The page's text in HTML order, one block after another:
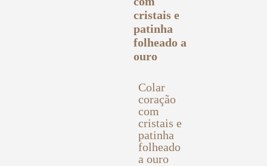
Colar
coração
com
cristais e
patinha
folheado
a ouro